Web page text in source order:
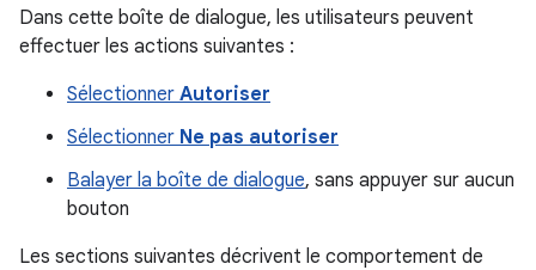
Dans cette boîte de dialogue, les utilisateurs peuvent
effectuer les actions suivantes :
Sélectionner Autoriser
Sélectionner Ne pas autoriser
Balayer la boîte de dialogue, sans appuyer sur aucun
bouton
Les sections suivantes décrivent le comportement de